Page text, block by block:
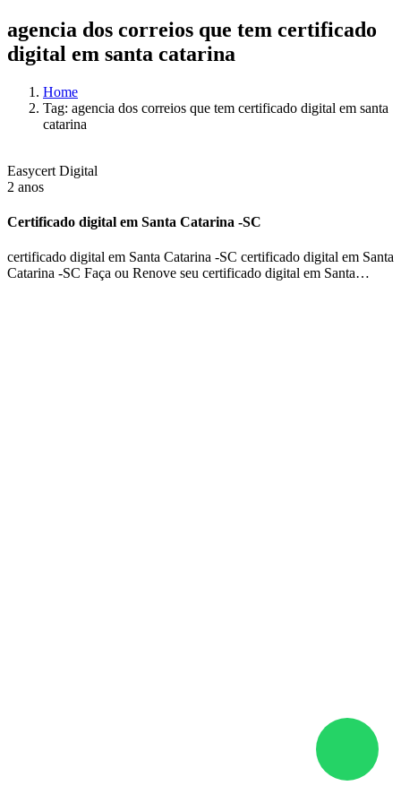
agencia dos correios que tem certificado
digital em santa catarina
Home
Tag: agencia dos correios que tem certificado digital em santa
catarina
Easycert Digital
2 anos
Certificado digital em Santa Catarina -SC
certificado digital em Santa Catarina -SC certificado digital em Santa
Catarina -SC Faça ou Renove seu certificado digital em Santa…